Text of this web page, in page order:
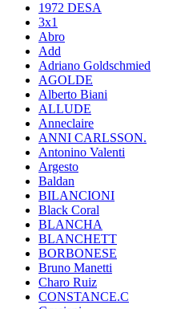
1972 DESA
3x1
Abro
Add
Adriano Goldschmied
AGOLDE
Alberto Biani
ALLUDE
Anneclaire
ANNI CARLSSON.
Antonino Valenti
Argesto
Baldan
BILANCIONI
Black Coral
BLANCHA
BLANCHETT
BORBONESE
Bruno Manetti
Charo Ruiz
CONSTANCE.C